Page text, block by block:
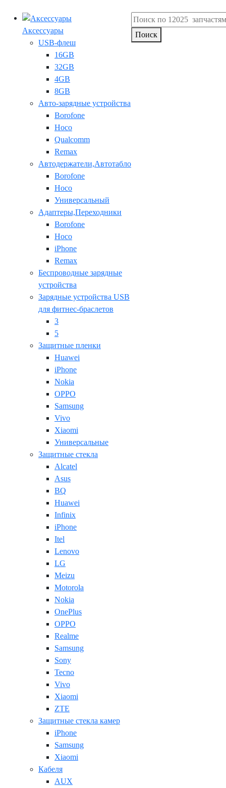
Аксессуары
USB-флеш
16GB
32GB
4GB
8GB
Авто-зарядные устройства
Borofone
Hoco
Qualcomm
Remax
Автодержатели,Автотабло
Borofone
Hoco
Универсальный
Адаптеры,Переходники
Borofone
Hoco
iPhone
Remax
Беспроводные зарядные
устройства
Зарядные устройства USB
для фитнес-браслетов
3
5
Защитные пленки
Huawei
iPhone
Nokia
OPPO
Samsung
Vivo
Xiaomi
Универсальные
Защитные стекла
Alcatel
Asus
BQ
Huawei
Infinix
iPhone
Itel
Lenovo
LG
Meizu
Motorola
Nokia
OnePlus
OPPO
Realme
Samsung
Sony
Tecno
Vivo
Xiaomi
ZTE
Защитные стекла камер
iPhone
Samsung
Xiaomi
Кабеля
AUX
Поиск